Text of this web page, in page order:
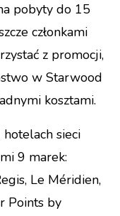
pobyty do 15
członkami
z promocji,
w Starwood
kosztami.
sieci
9 marek:
Le Méridien,
Points by